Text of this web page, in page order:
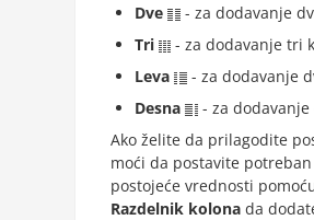
Dve
- za dodavanje
Tri
- za dodavanje tri
Leva
- za dodavanje
Desna
- za
Ako želite da prilagodite
moći da postavite potreban
postojeće vrednosti
Razdelnik kolona da